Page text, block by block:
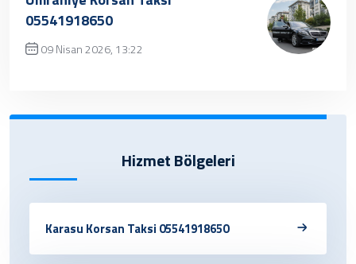
05541918650
09 Nisan 2026, 13:22
Hizmet Bölgeleri
Karasu Korsan Taksi 05541918650